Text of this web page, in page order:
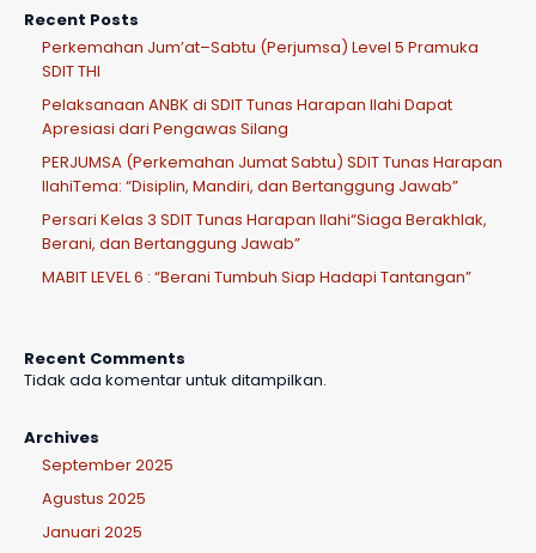
Recent Posts
Perkemahan Jum’at–Sabtu (Perjumsa) Level 5 Pramuka
SDIT THI
Pelaksanaan ANBK di SDIT Tunas Harapan Ilahi Dapat
Apresiasi dari Pengawas Silang
PERJUMSA (Perkemahan Jumat Sabtu) SDIT Tunas Harapan
IlahiTema: “Disiplin, Mandiri, dan Bertanggung Jawab”
Persari Kelas 3 SDIT Tunas Harapan Ilahi“Siaga Berakhlak,
Berani, dan Bertanggung Jawab”
MABIT LEVEL 6 : “Berani Tumbuh Siap Hadapi Tantangan”
Recent Comments
Tidak ada komentar untuk ditampilkan.
Archives
September 2025
Agustus 2025
Januari 2025